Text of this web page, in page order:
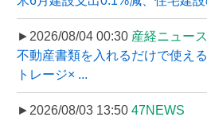
►2026/08/04 00:30 産経ニュース
不動産書類を入れるだけで使え
トレージ× ...
►2026/08/03 13:50 47NEWS